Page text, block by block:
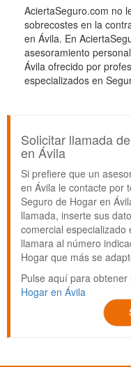
AciertaSeguro.com no
sobrecostes en la
en Ávila. En
asesoramiento
Ávila ofrecido por
especializados en
Solicitar llamada
en Ávila
Si prefiere que un
en Ávila le contacte por
Seguro de Hogar en
llamada, inserte sus
comercial especializado
llamara al número
Hogar que más se
Pulse aquí para
Hogar en Ávila